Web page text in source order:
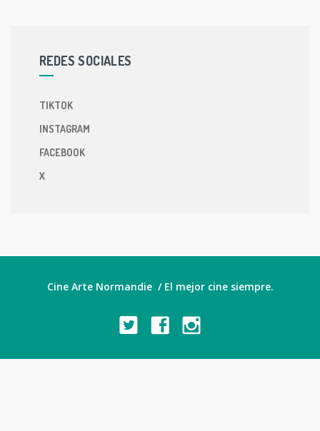
REDES SOCIALES
TIKTOK
INSTAGRAM
FACEBOOK
X
Cine Arte Normandie / El mejor cine siempre.